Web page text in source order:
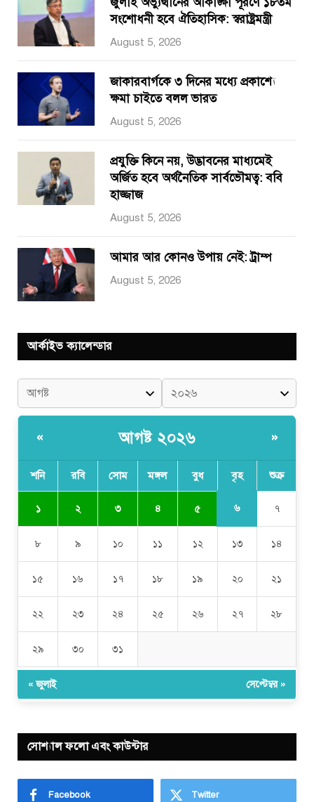
সংশোধনী হবে ঐতিহাসিক: স্বরাষ্ট্রমন্ত্রী
August 5, 2026
জাকারবার্গকে ৩ দিনের মধ্যে প্রকাশ্যে
ক্ষমা চাইতে বলল ভারত
August 5, 2026
প্রযুক্তি কিনে নয়, উদ্ভাবনের মাধ্যমেই
অর্জিত হবে অর্থনৈতিক সার্বভৌমত্ব: ববি
হাজ্জাজ
August 5, 2026
আমার আর কোনও উপায় নেই: ট্রাম্প
August 5, 2026
আর্কাইভ ক্যালেন্ডার
« আগষ্ট ২০২৬ »
শনি রবি সোম মঙ্গল বুধ বৃহ শুক্র
১ ২ ৩ ৪ ৫ ৬ ৭
৮ ৯ ১০ ১১ ১২ ১৩ ১৪
১৫ ১৬ ১৭ ১৮ ১৯ ২০ ২১
২২ ২৩ ২৪ ২৫ ২৬ ২৭ ২৮
২৯ ৩০ ৩১
« জুলাই সেপ্টেম্বর »
সোশ্যাল ফলো এবং কাউন্টার
Facebook Twitter